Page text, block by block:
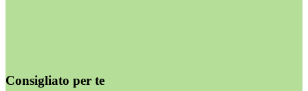
Consigliato per te